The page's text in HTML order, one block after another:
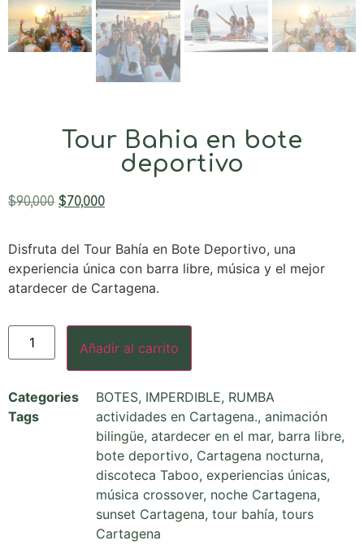
Tour Bahia en bote
deportivo
$90,000 $70,000
Disfruta del Tour Bahía en Bote Deportivo, una
experiencia única con barra libre, música y el mejor
atardecer de Cartagena.
Añadir al carrito
Categories BOTES, IMPERDIBLE, RUMBA
Tags
actividades en Cartagena., animación
bilingüe, atardecer en el mar, barra libre,
bote deportivo, Cartagena nocturna,
discoteca Taboo, experiencias únicas,
música crossover, noche Cartagena,
sunset Cartagena, tour bahía, tours
Cartagena